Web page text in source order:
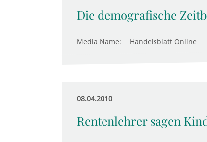
Die demografische
Media Name: Handelsblatt Online
08.04.2010
Rentenlehrer sagen